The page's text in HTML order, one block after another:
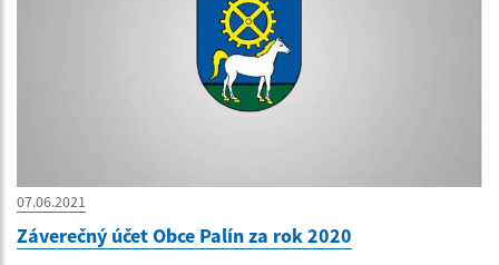
07.06.2021
Záverečný účet Obce Palín za rok 2020